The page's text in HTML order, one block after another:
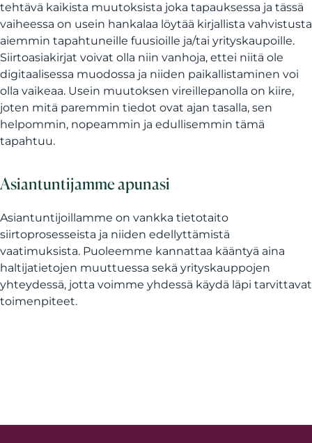
tehtävä kaikista muutoksista joka tapauksessa ja tässä
vaiheessa on usein hankalaa löytää kirjallista vahvistusta
aiemmin tapahtuneille fuusioille ja/tai yrityskaupoille.
Siirtoasiakirjat voivat olla niin vanhoja, ettei niitä ole
digitaalisessa muodossa ja niiden paikallistaminen voi
olla vaikeaa. Usein muutoksen vireillepanolla on kiire,
joten mitä paremmin tiedot ovat ajan tasalla, sen
helpommin, nopeammin ja edullisemmin tämä
tapahtuu.
Asiantuntijamme apunasi
Asiantuntijoillamme on vankka tietotaito
siirtoprosesseista ja niiden edellyttämistä
vaatimuksista. Puoleemme kannattaa kääntyä aina
haltijatietojen muuttuessa sekä yrityskauppojen
yhteydessä, jotta voimme yhdessä käydä läpi tarvittavat
toimenpiteet.